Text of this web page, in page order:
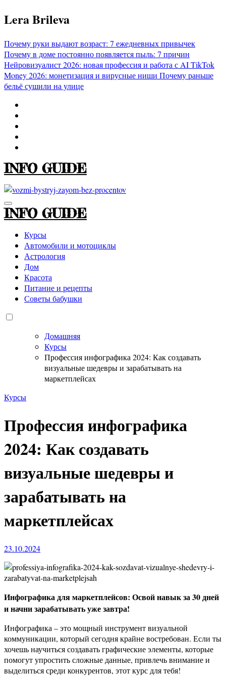
Перейти
к
Lera Brileva
Почему руки выдают возраст: 7 ежедневных привычек
Почему в доме постоянно появляется пыль: 7 причин
Нейровизуалист 2026: новая профессия и работа с AITikTok
Money 2026: монетизация и вирусные ниши Почему раньше
бельё сушили на улице
INFO GUIDE
INFO GUIDE
Курсы
Автомобили и мотоциклы
Астрология
Дом
Красота
Питание и рецепты
Советы бабушки
Домашняя
Курсы
Профессия инфографика 2024: Как создавать
визуальные шедевры и зарабатывать на
маркетплейсах
Курсы
Профессия инфографика
2024: Как создавать
визуальные шедевры и
зарабатывать на
маркетплейсах
23.10.2024
Инфографика для маркетплейсов: Освой навык за 30 дней
и начни зарабатывать уже завтра!
Инфографика – это мощный инструмент визуальной
коммуникации, который сегодня крайне востребован. Если ты
хочешь научиться создавать графические элементы, которые
помогут упростить сложные данные, привлечь внимание и
выделиться среди конкурентов, этот курс для тебя!